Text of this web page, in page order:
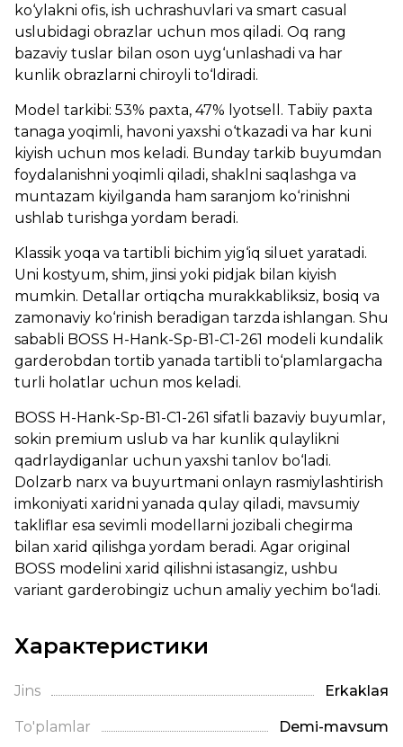
ko‘ylakni ofis, ish uchrashuvlari va smart casual
uslubidagi obrazlar uchun mos qiladi. Oq rang
bazaviy tuslar bilan oson uyg‘unlashadi va har
kunlik obrazlarni chiroyli to‘ldiradi.
Model tarkibi: 53% paxta, 47% lyotsell. Tabiiy paxta
tanaga yoqimli, havoni yaxshi o‘tkazadi va har kuni
kiyish uchun mos keladi. Bunday tarkib buyumdan
foydalanishni yoqimli qiladi, shaklni saqlashga va
muntazam kiyilganda ham saranjom ko‘rinishni
ushlab turishga yordam beradi.
Klassik yoqa va tartibli bichim yig‘iq siluet yaratadi.
Uni kostyum, shim, jinsi yoki pidjak bilan kiyish
mumkin. Detallar ortiqcha murakkabliksiz, bosiq va
zamonaviy ko‘rinish beradigan tarzda ishlangan. Shu
sababli BOSS H-Hank-Sp-B1-C1-261 modeli kundalik
garderobdan tortib yanada tartibli to‘plamlargacha
turli holatlar uchun mos keladi.
BOSS H-Hank-Sp-B1-C1-261 sifatli bazaviy buyumlar,
sokin premium uslub va har kunlik qulaylikni
qadrlaydiganlar uchun yaxshi tanlov bo‘ladi.
Dolzarb narx va buyurtmani onlayn rasmiylashtirish
imkoniyati xaridni yanada qulay qiladi, mavsumiy
takliflar esa sevimli modellarni jozibali chegirma
bilan xarid qilishga yordam beradi. Agar original
BOSS modelini xarid qilishni istasangiz, ushbu
variant garderobingiz uchun amaliy yechim bo‘ladi.
Характеристики
Jins Erkaklая
To'plamlar Demi-mavsum